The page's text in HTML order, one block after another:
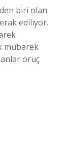
biri olan
ediliyor.
mübarek
oruç